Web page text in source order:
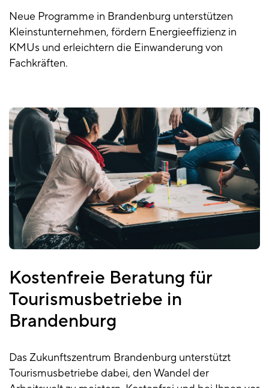
Neue Programme in Brandenburg unterstützen
Kleinstunternehmen, fördern Energieeffizienz in
KMUs und erleichtern die Einwanderung von
Fachkräften.
Kostenfreie Beratung für
Tourismusbetriebe in
Brandenburg
Das Zukunftszentrum Brandenburg unterstützt
Tourismusbetriebe dabei, den Wandel der